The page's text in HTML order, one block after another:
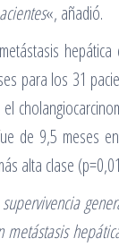
«, añadió.
para los 31
de 9,5 meses
alta clase
metástasis